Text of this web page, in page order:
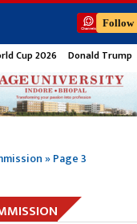
Follow
Cup 2026 Donald Trump
»Page 3